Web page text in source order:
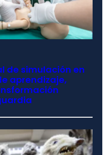
de simulación en
aprendizaje,